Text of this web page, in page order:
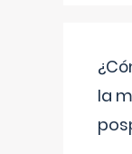
la